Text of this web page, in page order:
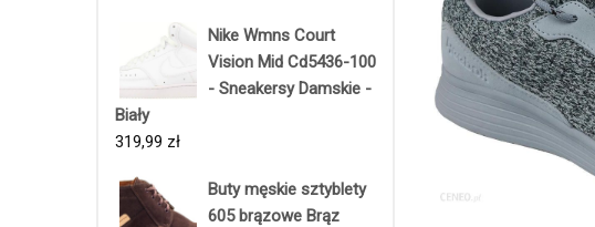
Nike Wmns Court
Vision Mid Cd5436-100
- Sneakersy Damskie -
Biały
319,99 zł
Buty męskie sztyblety
605 brązowe Brąz